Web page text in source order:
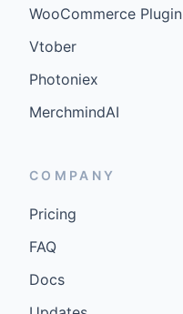
WooCommerce Plugin
Vtober
Photoniex
MerchmindAI
COMPANY
Pricing
FAQ
Docs